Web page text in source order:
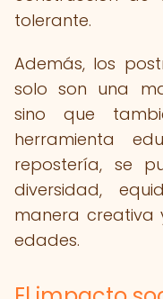
tolerante.
Además, los
solo son una
sino que
herramienta
repostería, se
diversidad,
manera creativa
edades.